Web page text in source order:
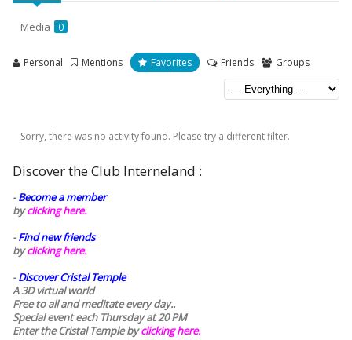
Media 0
Personal Mentions Favorites Friends Groups
Sorry, there was no activity found. Please try a different filter.
Discover the Club Interneland :
-Become a member
byclicking here.
-Find new friends
byclicking here.
-Discover Cristal Temple
A 3D virtual world
Free to all and meditate every day..
Special event each Thursday at 20 PM
Enter the Cristal Temple byclicking here.